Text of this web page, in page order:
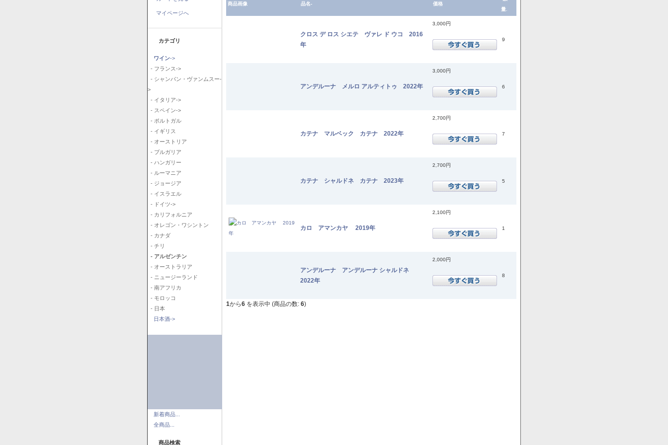
マイページへ
カテゴリ
ワイン->
- フランス->
- シャンパン・ヴァンムスー-
>
- イタリア->
- スペイン->
- ポルトガル
- イギリス
- オーストリア
- ブルガリア
- ハンガリー
- ルーマニア
- ジョージア
- イスラエル
- ドイツ->
- カリフォルニア
- オレゴン・ワシントン
- カナダ
- チリ
- アルゼンチン
- オーストラリア
- ニュージーランド
- 南アフリカ
- モロッコ
- 日本
日本酒->
新着商品...
全商品...
商品検索
商品画像 品名- 価格
量.
クロス デ ロス シエテ ヴァレ ド ウコ 2016
年
3,000円
9
アンデルーナ メルロ アルティトゥ 2022年
3,000円
6
カテナ マルベック カテナ 2022年
2,700円
7
カテナ シャルドネ カテナ 2023年
2,700円
5
カロ アマンカヤ 2019年
2,100円
1
アンデルーナ アンデルーナ シャルドネ
2022年
2,000円
8
1から6 を表示中 (商品の数: 6)